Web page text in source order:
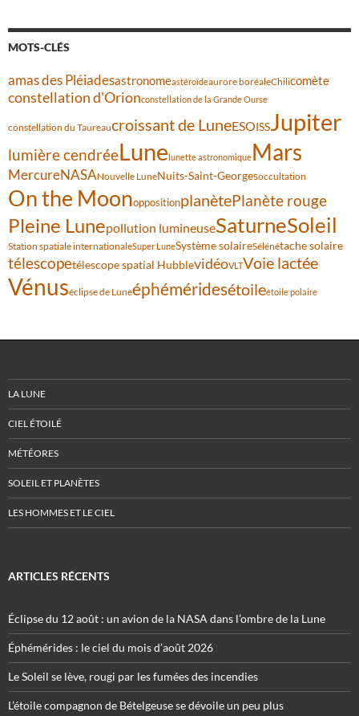
MOTS-CLÉS
amas des Pléiadesastronomeastéroïdeaurore boréaleChilicomète
constellation d'Orionconstellation de la Grande Ourse
constellation du Taureaucroissant de LuneESOISSJupiter
lumière cendréeLunelunette astronomiqueMars
MercureNASANouvelle LuneNuits-Saint-Georgesoccultation
On the MoonoppositionplanètePlanète rouge
Pleine Lunepollution lumineuseSaturneSoleil
Station spatiale internationaleSuper LuneSystème solaireSélénétache solaire
télescopetélescope spatial HubblevidéoVLTVoie lactée
Vénuséclipse de Luneéphéméridesétoileétoile polaire
LA LUNE
CIEL ÉTOILÉ
MÉTÉORES
SOLEIL ET PLANÈTES
LES HOMMES ET LE CIEL
ARTICLES RÉCENTS
Éclipse du 12 août : un avion de la NASA dans l’ombre de la Lune
Éphémérides : le ciel du mois d’août 2026
Le Soleil se lève, rougi par les fumées des incendies
L’étoile compagnon de Bételgeuse se dévoile un peu plus